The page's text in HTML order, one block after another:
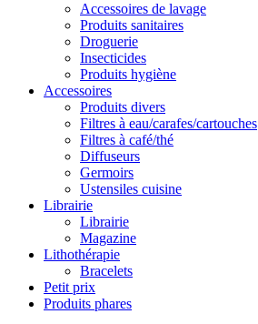
Accessoires de lavage
Produits sanitaires
Droguerie
Insecticides
Produits hygiène
Accessoires
Produits divers
Filtres à eau/carafes/cartouches
Filtres à café/thé
Diffuseurs
Germoirs
Ustensiles cuisine
Librairie
Librairie
Magazine
Lithothérapie
Bracelets
Petit prix
Produits phares